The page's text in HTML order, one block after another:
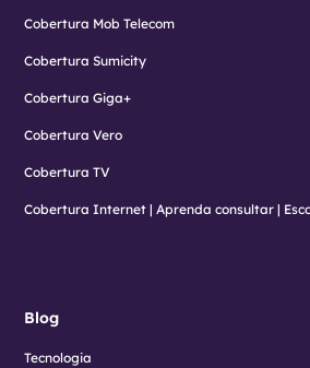
Cobertura Mob Telecom
Cobertura Sumicity
Cobertura Giga+
Cobertura Vero
Cobertura TV
Cobertura Internet | Aprenda consultar |
Blog
Tecnologia